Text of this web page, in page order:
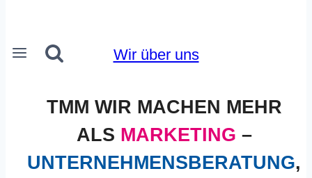
Wir über uns
TMM WIR MACHEN MEHR
ALS MARKETING –
UNTERNEHMENSBERATUNG,